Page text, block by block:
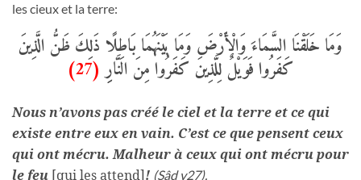
les cieux et la terre:
وَمَا خَلَقْنَا السَّمَاءَ وَالْأَرْضَ وَمَا بَيْنَهُمَا بَاطِلًا ذَلِكَ ظَنُّ الَّذِينَ
كَفَرُوا فَوَيْلٌ لِلَّذِينَ كَفَرُوا مِنَ النَّارِِ(27)
Nous n’avons pas créé le ciel et la terre et ce qui
existe entre eux en vain. C’est ce que pensent ceux
qui ont mécru. Malheur à ceux qui ont mécru pour
le feu [qui les attend]! (Sâd v27).